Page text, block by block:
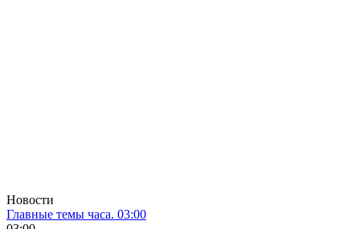
Новости
Главные темы часа. 03:00